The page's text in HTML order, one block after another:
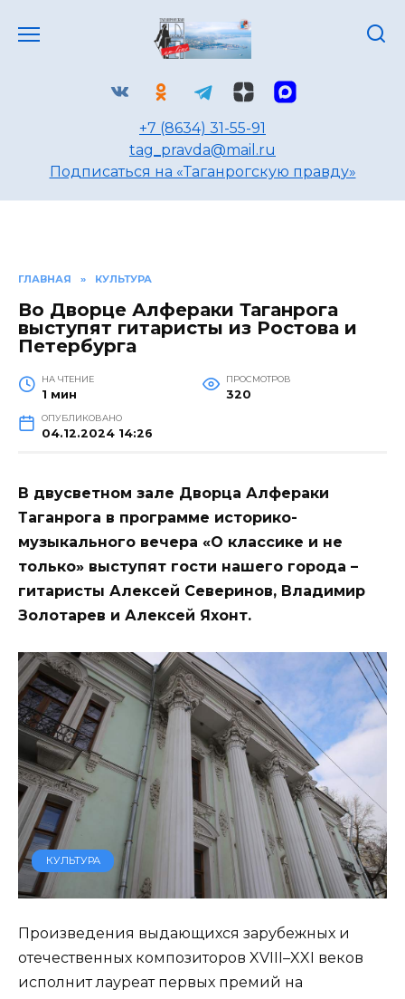
+7 (8634) 31-55-91
tag_pravda@mail.ru
Подписаться на «Таганрогскую правду»
ГЛАВНАЯ » КУЛЬТУРА
Во Дворце Алфераки Таганрога
выступят гитаристы из Ростова и
Петербурга
НА ЧТЕНИЕ
1 мин
ПРОСМОТРОВ
320
ОПУБЛИКОВАНО
04.12.2024 14:26
В двусветном зале Дворца Алфераки
Таганрога в программе историко-
музыкального вечера «О классике и не
только» выступят гости нашего города –
гитаристы Алексей Северинов, Владимир
Золотарев и Алексей Яхонт.
КУЛЬТУРА
Произведения выдающихся зарубежных и
отечественных композиторов XVIII–XXI веков
исполнит лауреат первых премий на